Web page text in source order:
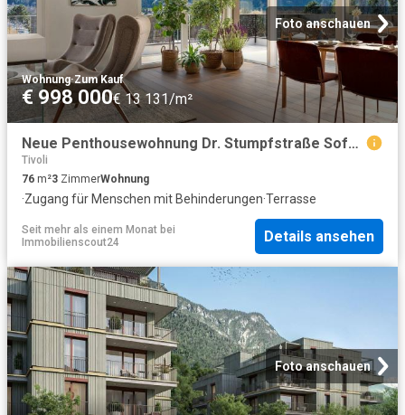
Foto anschauen
Wohnung·Zum Kauf
€ 998 000€ 13 131/m²
Neue Penthousewohnung Dr. Stumpfstraße Sofort beziehbar
Tivoli
76 m²3 ZimmerWohnung
·Zugang für Menschen mit Behinderungen·Terrasse
Seit mehr als einem Monat bei
Immobilienscout24
Details ansehen
Foto anschauen